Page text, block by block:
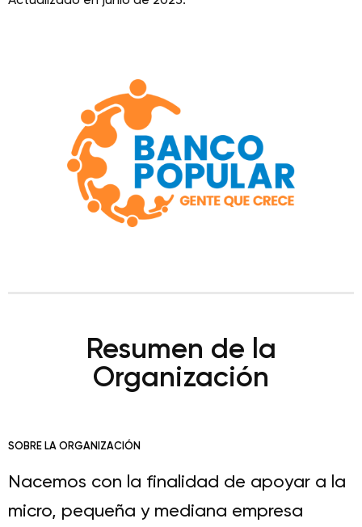
Resumen de la
Organización
SOBRE LA ORGANIZACIÓN
Nacemos con la finalidad de apoyar a la
micro, pequeña y mediana empresa